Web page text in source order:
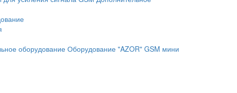
оборудование Оборудование "AZOR" GSM мини